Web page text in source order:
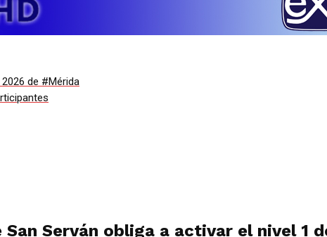
de #Mérida
Serván obliga a activar el nivel 1